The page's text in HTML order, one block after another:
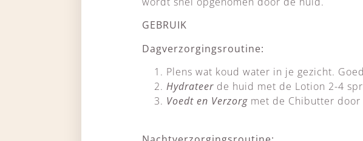
GEBRUIK
Dagverzorgingsroutine:
Plens wat koud water in je gezicht.
Hydrateer de huid met de Lotion 2-4
Voedt en Verzorg met de Chibutter